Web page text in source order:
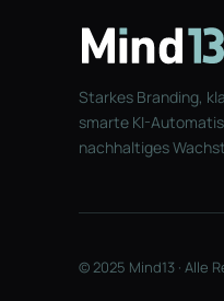
Starkes Branding,
smarte KI-
nachhaltiges
© 2025 Mind13 · Alle